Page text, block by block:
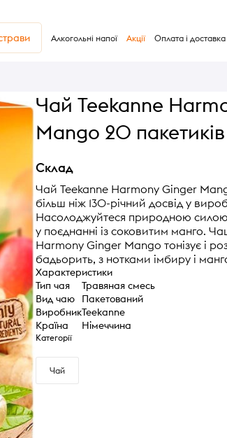
Алкогольні напої Акції Оплата і доставка
Чай Teekanne
Mango 20 пакетиків
Склад
Чай Teekanne Harmony Ginger
більш ніж 130-річний досвід у
Насолоджуйтеся природною силою
у поєднанні із соковитим манго.
Harmony Ginger Mango тонізує і
бадьорить, з нотками імбиру і
Характеристики
Тип чая
Травяная смесь
Вид чаю
Пакетований
ВиробникTeekanne
Країна
Німеччина
Категорії
Чай